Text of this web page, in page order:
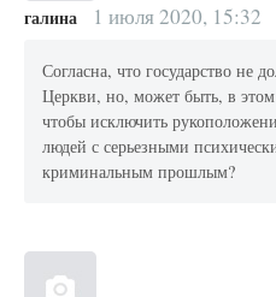
галина 1 июля 2020, 15:32
Согласна, что государство не
Церкви, но, может быть, в
чтобы исключить
людей с серьезными
криминальным прошлым?